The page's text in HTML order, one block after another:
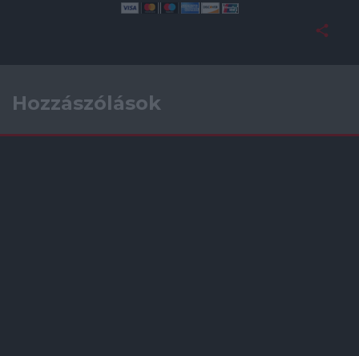
Hozzászólások